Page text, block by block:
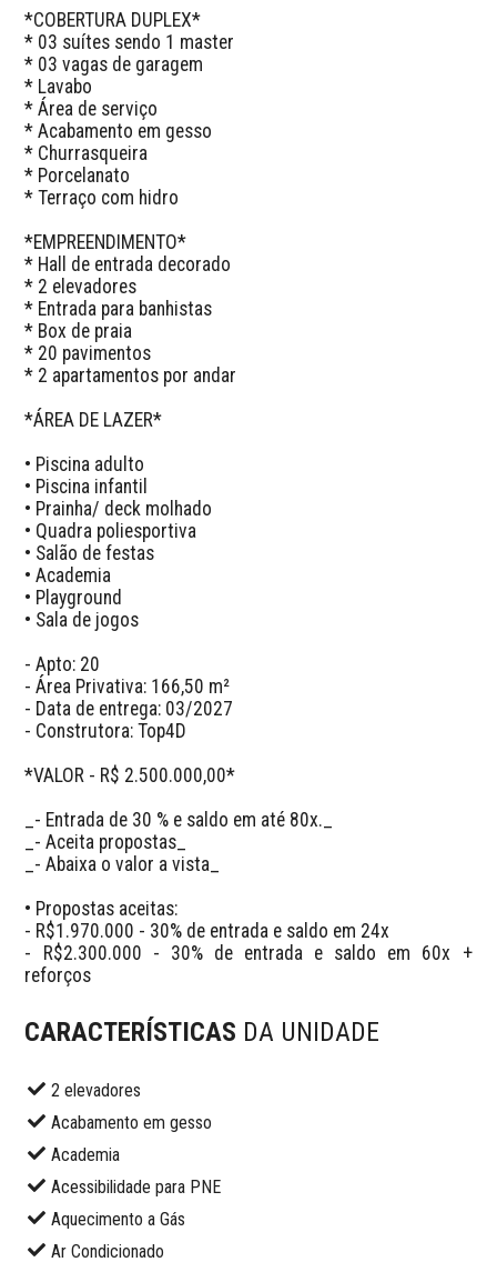
*COBERTURA DUPLEX*
* 03 suítes sendo 1 master
* 03 vagas de garagem
* Lavabo
* Área de serviço
* Acabamento em gesso
* Churrasqueira
* Porcelanato
* Terraço com hidro
*EMPREENDIMENTO*
* Hall de entrada decorado
* 2 elevadores
* Entrada para banhistas
* Box de praia
* 20 pavimentos
* 2 apartamentos por andar
*ÁREA DE LAZER*
• Piscina adulto
• Piscina infantil
• Prainha/ deck molhado
• Quadra poliesportiva
• Salão de festas
• Academia
• Playground
• Sala de jogos
- Apto: 20
- Área Privativa: 166,50 m²
- Data de entrega: 03/2027
- Construtora: Top4D
*VALOR - R$ 2.500.000,00*
_- Entrada de 30 % e saldo em até 80x._
_- Aceita propostas_
_- Abaixa o valor a vista_
• Propostas aceitas:
- R$1.970.000 - 30% de entrada e saldo em 24x
- R$2.300.000 - 30% de entrada e saldo em 60x +
reforços
CARACTERÍSTICAS DA UNIDADE
2 elevadores
Acabamento em gesso
Academia
Acessibilidade para PNE
Aquecimento a Gás
Ar Condicionado